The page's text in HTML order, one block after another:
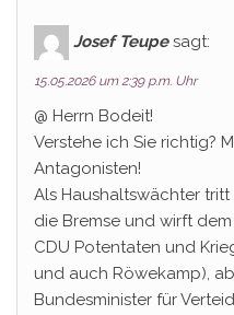
Josef Teupe sagt:
15.05.2026 um 2:39 p.m. Uhr
@ Herrn Bodeit!
Verstehe ich Sie richtig?
Antagonisten!
Als Haushaltswächter
die Bremse und wirft
CDU Potentaten und
und auch Röwekamp),
Bundesminister für